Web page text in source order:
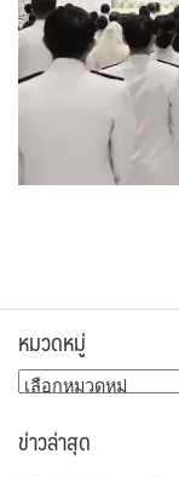
หมวดหมู่
หมวด
ข่าวล่าสุด